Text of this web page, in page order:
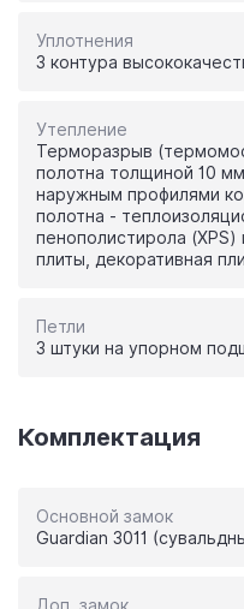
Уплотнения
3 контура
Утепление
Терморазрыв
полотна толщиной 10
наружным профилями
полотна -
пенополистирола
плиты, декоративная
Петли
3 штуки на упорном
Комплектация
Основной замок
Guardian 3011